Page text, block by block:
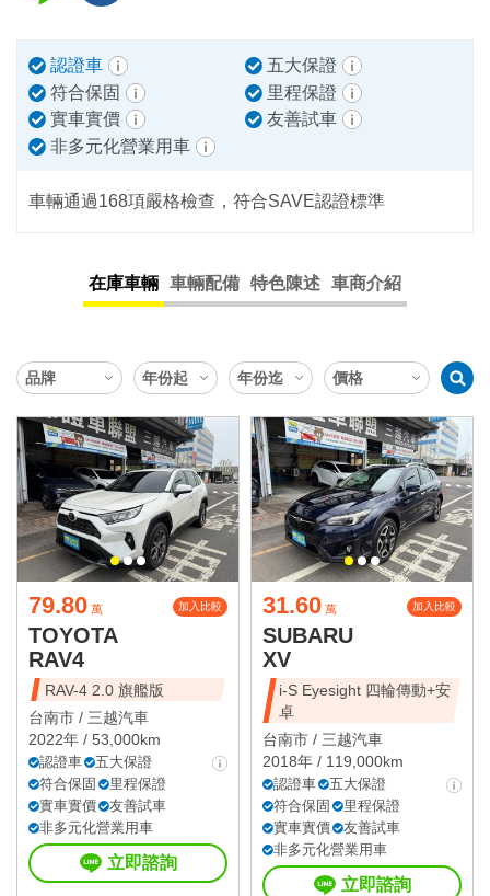
認證車
五大保證
符合保固
里程保證
實車實價
友善試車
非多元化營業用車
車輛通過168項嚴格檢查，符合SAVE認證標準
在庫車輛 車輛配備 特色陳述 車商介紹
79.80 萬 加入比較
TOYOTA
RAV4
RAV-4 2.0 旗艦版
台南市 / 三越汽車
2022年 / 53,000km
認證車
五大保證
符合保固
里程保證
實車實價
友善試車
非多元化營業用車
立即諮詢
31.60 萬 加入比較
SUBARU
XV
i-S Eyesight 四輪傳動+安
卓
台南市 / 三越汽車
2018年 / 119,000km
認證車
五大保證
符合保固
里程保證
實車實價
友善試車
非多元化營業用車
立即諮詢